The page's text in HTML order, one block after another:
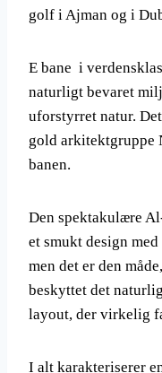
golf i Ajman og i
E bane i
naturligt bevaret
uforstyrret natur.
gold arkitektgruppe
banen.
Den spektakulære
et smukt design
men det er den
beskyttet det
layout, der virkelig
I alt karakteriserer